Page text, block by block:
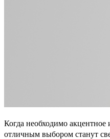
Когда необходимо акцентное
отличным выбором станут